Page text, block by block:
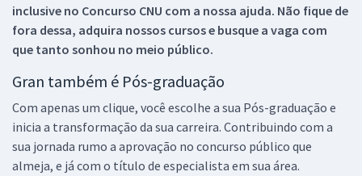
inclusive no Concurso CNU com a nossa ajuda. Não fique de
fora dessa, adquira nossos cursos e busque a vaga com
que tanto sonhou no meio público.
Gran também é Pós-graduação
Com apenas um clique, você escolhe a sua Pós-graduação e
inicia a transformação da sua carreira. Contribuindo com a
sua jornada rumo a aprovação no concurso público que
almeja, e já com o título de especialista em sua área.